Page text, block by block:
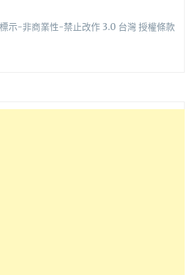
示-非商業性-禁止改作 3.0 台灣 授權條款